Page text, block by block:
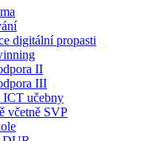
digitální propasti
II
III
ICT učebny
včetně SVP